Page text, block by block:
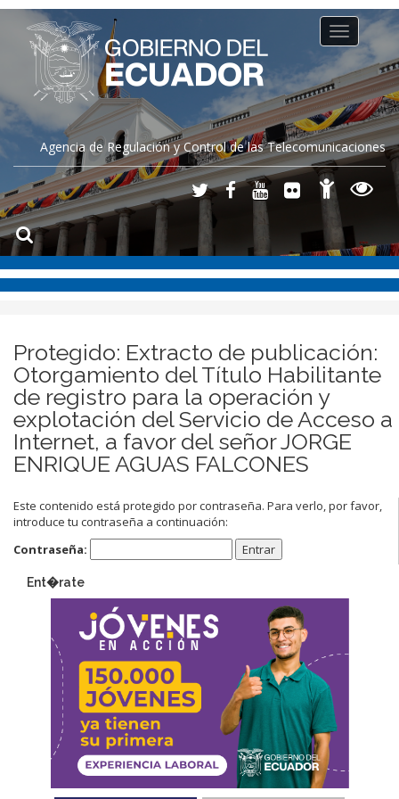
Agencia de Regulación y Control de las Telecomunicaciones
Toggle
navigation
Protegido: Extracto de publicación:
Otorgamiento del Título Habilitante
de registro para la operación y
explotación del Servicio de Acceso a
Internet, a favor del señor JORGE
ENRIQUE AGUAS FALCONES
Este contenido está protegido por contraseña. Para verlo, por favor,
introduce tu contraseña a continuación:
Contraseña:
Ent�rate